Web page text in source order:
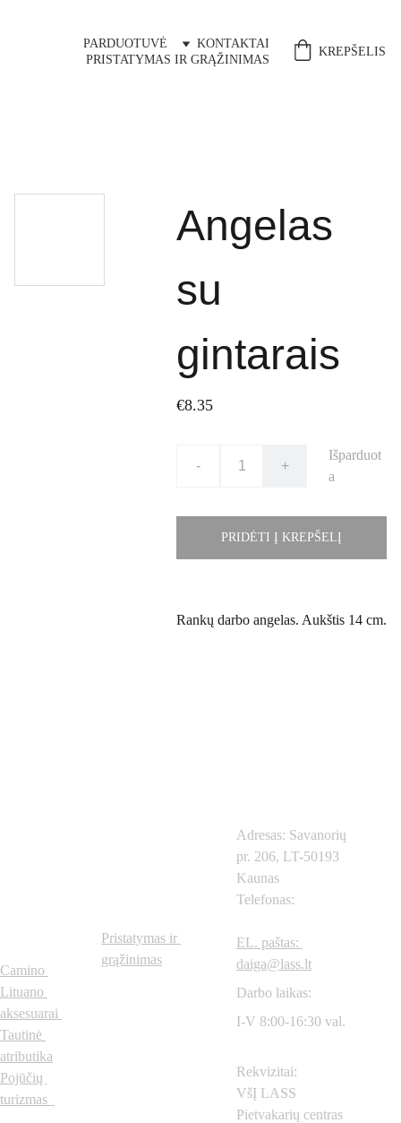
PARDUOTUVĖ
KONTAKTAI
PRISTATYMAS IR GRĄŽINIMAS
KREPŠELIS
Angelas
su
gintarais
€8.35
- +
Išparduot
a
PRIDĖTI Į KREPŠELĮ
Rankų darbo angelas. Aukštis 14 cm.
Adresas: Savanorių
pr. 206, LT-50193
Kaunas
Telefonas:
EL. paštas:
daiga@lass.lt
Darbo laikas:
I-V 8:00-16:30 val.
Rekvizitai:
VšĮ LASS
Pietvakarių centras
Camino
Lituano
aksesuarai
Tautinė
atributika
Pojūčių
turizmas
Pristatymas ir
grąžinimas